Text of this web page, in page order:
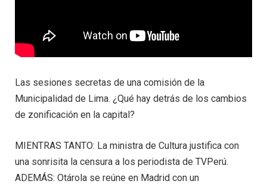
Las sesiones secretas de una comisión de la
Municipalidad de Lima. ¿Qué hay detrás de los cambios
de zonificación en la capital?
MIENTRAS TANTO: La ministra de Cultura justifica con
una sonrisita la censura a los periodista de TVPerú.
ADEMÁS: Otárola se reúne en Madrid con un